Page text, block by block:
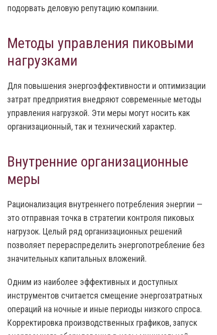
подорвать деловую репутацию компании.
Методы управления пиковыми
нагрузками
Для повышения энергоэффективности и оптимизации
затрат предприятия внедряют современные методы
управления нагрузкой. Эти меры могут носить как
организационный, так и технический характер.
Внутренние организационные
меры
Рационализация внутреннего потребления энергии —
это отправная точка в стратегии контроля пиковых
нагрузок. Целый ряд организационных решений
позволяет перераспределить энергопотребление без
значительных капитальных вложений.
Одним из наиболее эффективных и доступных
инструментов считается смещение энергозатратных
операций на ночные и иные периоды низкого спроса.
Корректировка производственных графиков, запуск